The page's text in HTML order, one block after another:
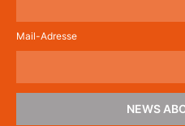
Mail-Adresse
NEWS